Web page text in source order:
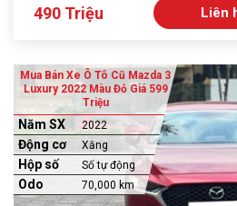
490 Triệu Liên
Mua Bán Xe Ô Tô Cũ Mazda 3
Luxury 2022 Màu Đỏ Giá 599
Triệu
Năm SX 2022
Động cơ Xăng
Hộp số Số tự động
Odo 70,000 km